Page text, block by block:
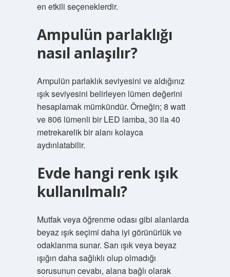
en etkili seçeneklerdir.
Ampulün parlaklığı
nasıl anlaşılır?
Ampulün parlaklık seviyesini ve aldığınız
ışık seviyesini belirleyen lümen değerini
hesaplamak mümkündür. Örneğin; 8 watt
ve 806 lümenli bir LED lamba, 30 ila 40
metrekarelik bir alanı kolayca
aydınlatabilir.
Evde hangi renk ışık
kullanılmalı?
Mutfak veya öğrenme odası gibi alanlarda
beyaz ışık seçimi daha iyi görünürlük ve
odaklanma sunar. Sarı ışık veya beyaz
ışığın daha sağlıklı olup olmadığı
sorusunun cevabı, alana bağlı olarak